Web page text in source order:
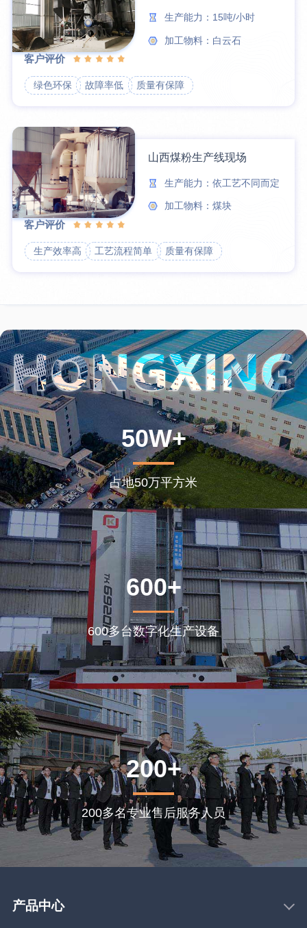
生产能力：15吨/小时
加工物料：白云石
客户评价
绿色环保 故障率低 质量有保障
山西煤粉生产线现场
生产能力：依工艺不同而定
加工物料：煤块
客户评价
生产效率高 工艺流程简单 质量有保障
50W+
占地50万平方米
600+
600多台数字化生产设备
200+
200多名专业售后服务人员
产品中心